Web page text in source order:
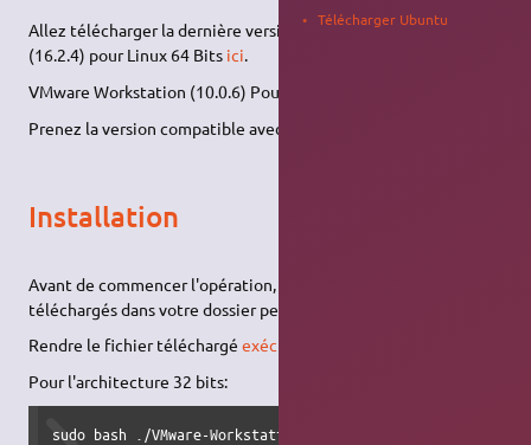
Allez télécharger la dernière version de VMware Workstation
(16.2.4) pour Linux 64 Bits ici.
VMware Workstation (10.0.6) Pour Linux 64 Bits et 32 bits
Prenez la version compatible avec votre architecture.
Installation
Avant de commencer l'opération, mettre tous les fichiers
téléchargés dans votre dossier personnel.
Rendre le fichier téléchargéexécutable
Pour l'architecture 32 bits:
sudo bash ./VMware-Workstation-Full-10.0.6-
Télécharger Ubuntu